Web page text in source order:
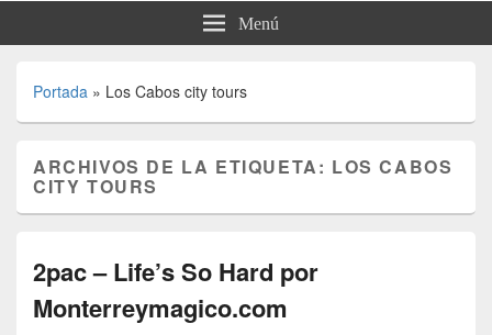
Menú
Portada » Los Cabos city tours
ARCHIVOS DE LA ETIQUETA: LOS CABOS
CITY TOURS
2pac – Life’s So Hard por
Monterreymagico.com